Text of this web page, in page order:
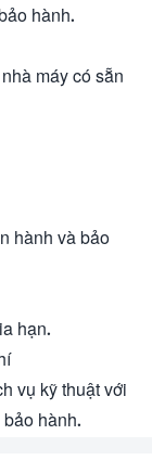
hành.
máy có sẵn
hành và bảo
hạn.
vụ kỹ thuật với
hành.